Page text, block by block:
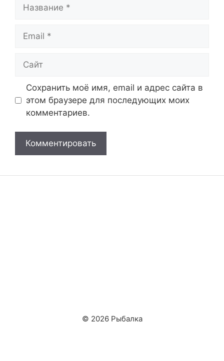
Сохранить моё имя, email и адрес сайта в
этом браузере для последующих моих
комментариев.
© 2026 Рыбалка